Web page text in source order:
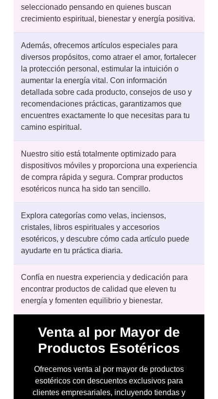
seleccionado pensando en quienes buscan
crecimiento espiritual, bienestar y energía positiva.
Además, ofrecemos artículos especiales para
diversos propósitos, como atraer el amor, fortalecer
la protección personal, estimular la intuición o
aumentar la energía vital. Con información
detallada sobre cada producto, consejos de uso y
recomendaciones prácticas, garantizamos que
encuentres exactamente lo que necesitas para tu
camino espiritual.
Nuestro sitio está totalmente optimizado para
dispositivos móviles y proporciona una experiencia
de compra rápida y segura. Comprar productos
esotéricos nunca ha sido tan sencillo.
Explora categorías como velas, inciensos,
cristales, libros espirituales y accesorios
esotéricos, y descubre cómo cada artículo puede
ayudarte en tu práctica diaria.
Confía en nuestra experiencia y dedicación para
encontrar productos de calidad que eleven tu
energía y fomenten equilibrio y bienestar.
Venta al por Mayor de
Productos Esotéricos
Ofrecemos venta al por mayor de productos
esotéricos con descuentos exclusivos para
clientes empresariales, incluyendo tiendas y